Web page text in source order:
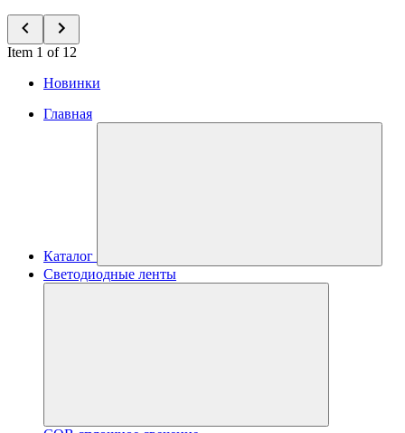
Item 1 of 12
Новинки
Главная
Каталог
Светодиодные ленты